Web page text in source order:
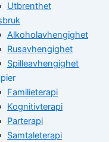
Utbrenthet
Alkoholavhengighet
Rusavhengighet
Spilleavhengighet
Familieterapi
Kognitivterapi
Parterapi
Samtaleterapi